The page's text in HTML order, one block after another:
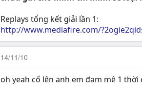
Replays tổng kết giải lần 1:
http://www.mediafire.com/
14/11/10
oh yeah cố lên anh em đam mê 1 thời